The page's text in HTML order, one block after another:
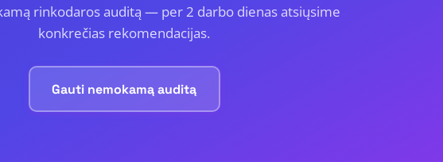
rinkodaros auditą — per 2 darbo dienas atsiųsime
konkrečias rekomendacijas.
Gauti nemokamą auditą